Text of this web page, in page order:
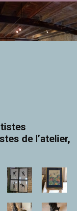
de l’atelier,